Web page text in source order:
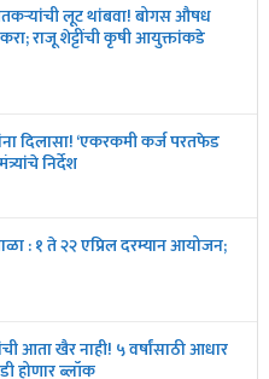
लूट थांबवा! बोगस औषध
राजू शेट्टींची कृषी आयुक्तांकडे
दिलासा! ‘एकरकमी कर्ज परतफेड
निर्देश
: १ ते २२ एप्रिल दरम्यान आयोजन;
आता खैर नाही! ५ वर्षांसाठी आधार
होणार ब्लॉक